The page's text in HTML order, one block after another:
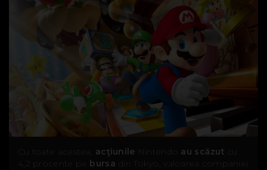
Cu toate acestea, acţiunile Nintendo au scăzut
4,2 procente pe bursa din Tokyo, valoarea companiei